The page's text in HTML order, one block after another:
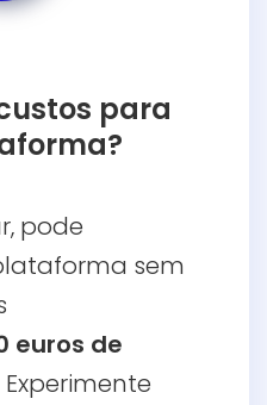
para
pode
sem
euros de
Experimente